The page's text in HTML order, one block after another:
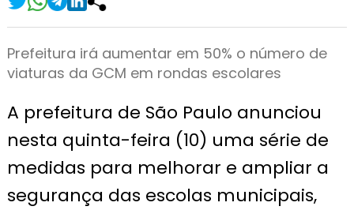
Prefeitura irá aumentar em 50% o número de
viaturas da GCM em rondas escolares
A prefeitura de São Paulo anunciou
nesta quinta-feira (10) uma série de
medidas para melhorar e ampliar a
segurança das escolas municipais,